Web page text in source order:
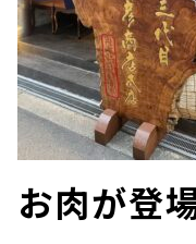
お肉が登